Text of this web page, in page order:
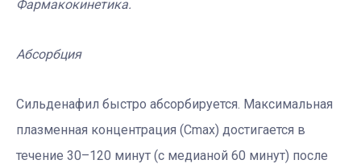
Фармакокинетика.
Абсорбция
Сильденафил быстро абсорбируется. Максимальная
плазменная концентрация (Сmax) достигается в
течение 30–120 минут (с медианой 60 минут) после